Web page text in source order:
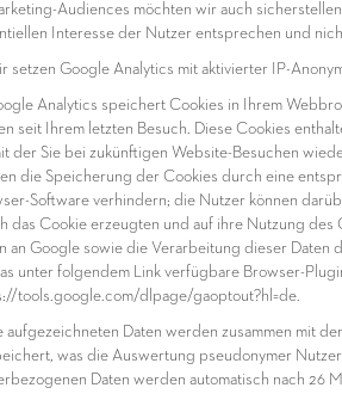
Audiences möchten wir auch
Interesse der Nutzer entsprechen und
setzen Google Analytics mit aktivierter IP-
Analytics speichert Cookies in Ihrem
seit Ihrem letzten Besuch. Diese Cookies
der Sie bei zukünftigen Website-Besuchen
die Speicherung der Cookies durch eine
Software verhindern; die Nutzer können
das Cookie erzeugten und auf ihre Nutzung des
an Google sowie die Verarbeitung dieser Daten
unter folgendem Link verfügbare Browser-
tools.google.com/dlpage/gaoptout?hl=de.
aufgezeichneten Daten werden zusammen mit
was die Auswertung pseudonymer
Daten werden automatisch nach 26